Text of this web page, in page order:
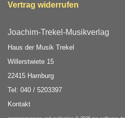
Vertrag widerrufen
Joachim-Trekel-Musikverlag
Haus der Musik Trekel
Willerstwiete 15
22415 Hamburg
Tel: 040 / 5203397
Kontakt